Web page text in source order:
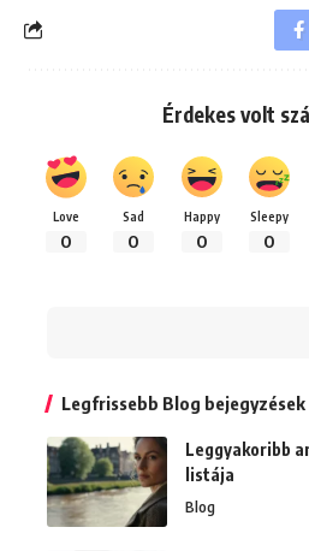
Érdekes volt
Love
0
Sad
0
Happy
0
Sleepy
0
Legfrissebb Blog bejegyzések
Leggyakoribb
listája
Blog